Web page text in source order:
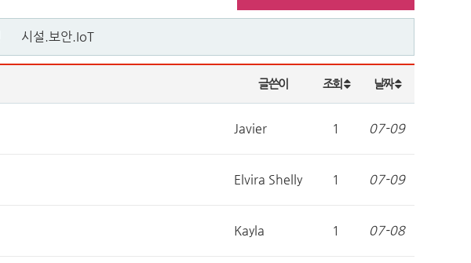
시설.보안.IoT
글쓴이 조회 날짜
Javier 1 07-09
Elvira Shelly 1 07-09
Kayla 1 07-08